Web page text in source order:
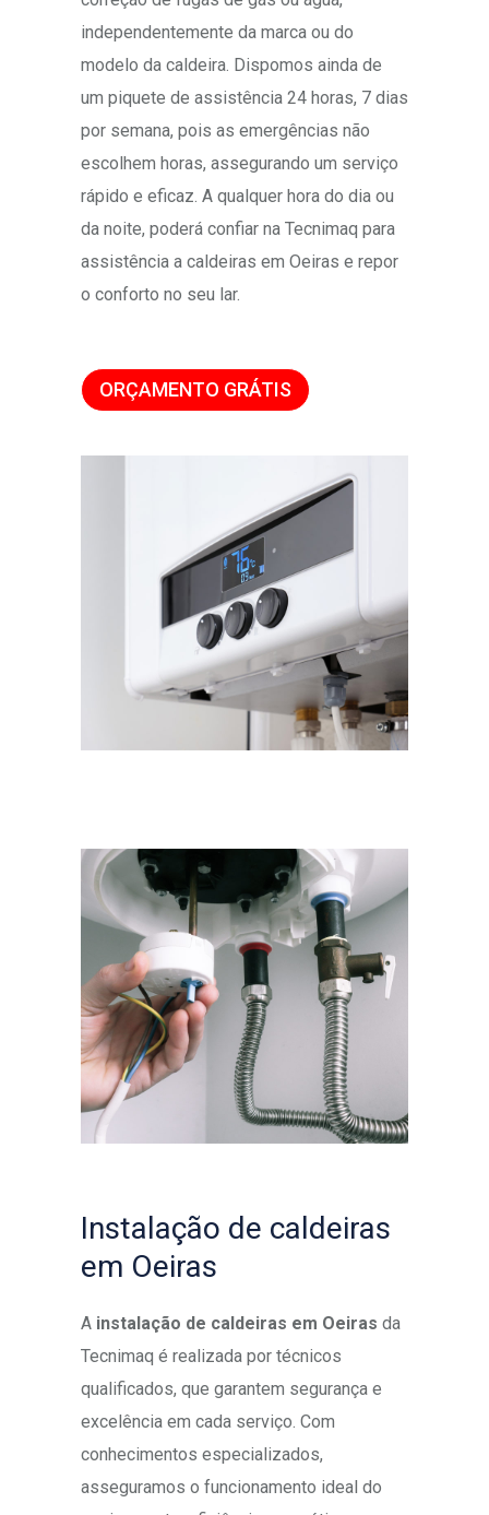
independentemente da marca ou do
modelo da caldeira. Dispomos ainda de
um piquete de assistência 24 horas, 7 dias
por semana, pois as emergências não
escolhem horas, assegurando um serviço
rápido e eficaz. A qualquer hora do dia ou
da noite, poderá confiar na Tecnimaq para
assistência a caldeiras em Oeiras e repor
o conforto no seu lar.
ORÇAMENTO GRÁTIS
Instalação de caldeiras
em Oeiras
A instalação de caldeiras em Oeiras da
Tecnimaq é realizada por técnicos
qualificados, que garantem segurança e
excelência em cada serviço. Com
conhecimentos especializados,
asseguramos o funcionamento ideal do